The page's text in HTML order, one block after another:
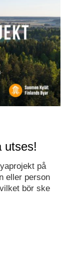
utses!
på
eller person
bör ske